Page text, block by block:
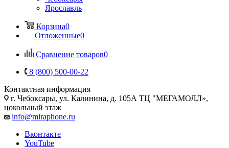
Ярославль
Корзина0
Отложенные0
Сравнение товаров0
8 (800) 500-00-22
Контактная информация
г. Чебоксары, ул. Калинина, д. 105А ТЦ "МЕГАМОЛЛ»,
цокольный этаж
info@miraphone.ru
Вконтакте
YouTube